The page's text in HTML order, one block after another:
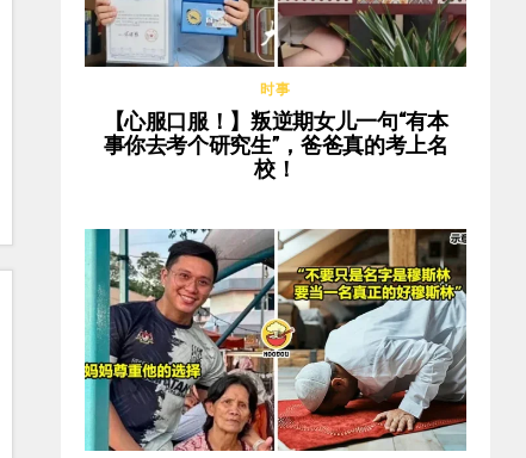
时事
【心服口服！】叛逆期女儿一句“有本
事你去考个研究生”，爸爸真的考上名
校！